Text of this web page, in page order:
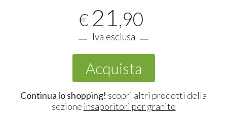
€ 21,90
Iva esclusa
Acquista
Continua lo shopping! scopri altri prodotti della
sezione insaporitori per granite